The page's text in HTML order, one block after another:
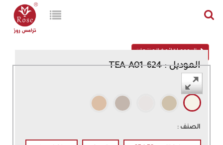
الرجوع لقائمة المنتجات
الموديل : 624-TEA-A01
اللون :
الصنف :